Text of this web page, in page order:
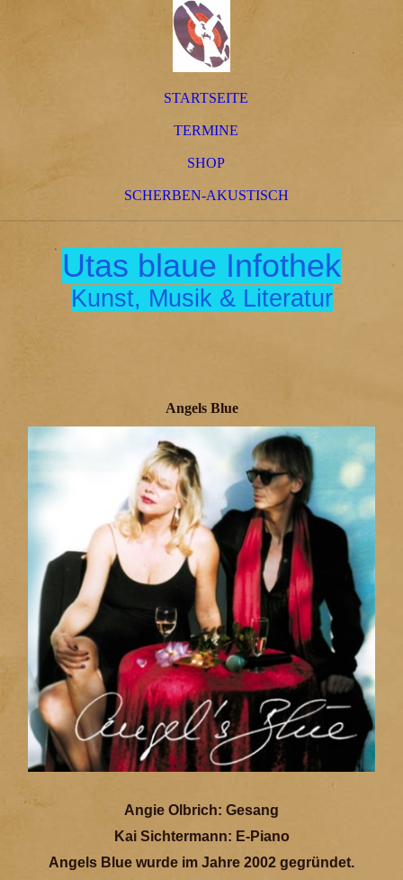
STARTSEITE
TERMINE
SHOP
SCHERBEN-AKUSTISCH
Utas blaue Infothek
Kunst, Musik & Literatur
Angels Blue
Angie Olbrich: Gesang
Kai Sichtermann: E-Piano
Angels Blue wurde im Jahre 2002 gegründet.